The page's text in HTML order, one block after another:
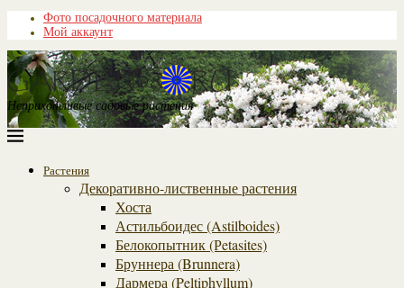
Фото посадочного материала
Мой аккаунт
Неприхотливые садовые растения
Растения
Декоративно-лиственные растения
Хоста
Астильбоидес (Astilboides)
Белокопытник (Рetasites)
Бруннера (Brunnera)
Дармера (Peltiphyllum)